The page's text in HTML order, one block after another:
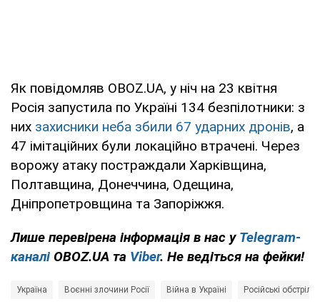
Як повідомляв OBOZ.UA, у ніч на 23 квітня
Росія запустила по Україні 134 безпілотники: з
них захисники неба збили 67 ударних дронів, а
47 імітаційних були локаційно втрачені. Через
ворожу атаку постраждали Харківщина,
Полтавщина, Донеччина, Одещина,
Дніпропетровщина та Запоріжжя.
Лише перевірена інформація в нас у Telegram-
каналі OBOZ.UA та Viber. Не ведіться на фейки!
Україна Воєнні злочини Росії Війна в Україні Російські обстріли